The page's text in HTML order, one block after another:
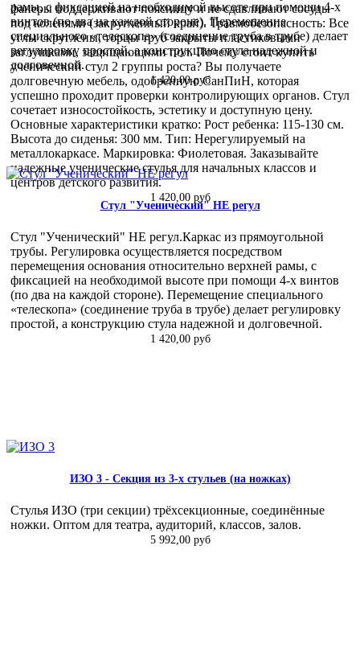
фанеры поддерживают поясницу и не сдавливают сосуды
под коленями (закругленный край). Травмобезопасность: Все
углы скруглены, торцы труб закрыты пластиковыми
заглушками, защищающими пол. Почему стоит купить
ученический стул 2 группы роста? Вы получаете
долговечную мебель, одобренную СанПиН, которая
успешно проходит проверки контролирующих органов. Стул
сочетает износостойкость, эстетику и доступную цену.
Основные характеристики кратко: Рост ребенка: 115-130 см.
Высота до сиденья: 300 мм. Тип: Нерегулируемый на
металлокаркасе. Маркировка: Фиолетовая. Заказывайте
надежные ученические стулья для начальных классов и
центров детского развития.
1 420,00 руб
рамы, с фиксацией на необходимой высоте при помощи 4-х
винтов (по два на каждой стороне). Перемещение
специального «телескопа» (соединение труба в трубе) делает
регулировку простой, а конструкцию стула надежной и
долговечной.
1 420,00 руб
Стул "Ученический" НЕ регул
Стул "Ученический" НЕ регул.Каркас из прямоугольной
трубы. Регулировка осуществляется посредством
перемещения основания относительно верхней рамы, с
фиксацией на необходимой высоте при помощи 4-х винтов
(по два на каждой стороне). Перемещение специального
«телескопа» (соединение труба в трубе) делает регулировку
простой, а конструкцию стула надежной и долговечной.
1 420,00 руб
ИЗО 3 - Секция из 3-х стульев (на ножках)
Стулья ИЗО (три секции) трёхсекционные, соединённые
ножки. Оптом для театра, аудиторий, классов, залов.
5 992,00 руб